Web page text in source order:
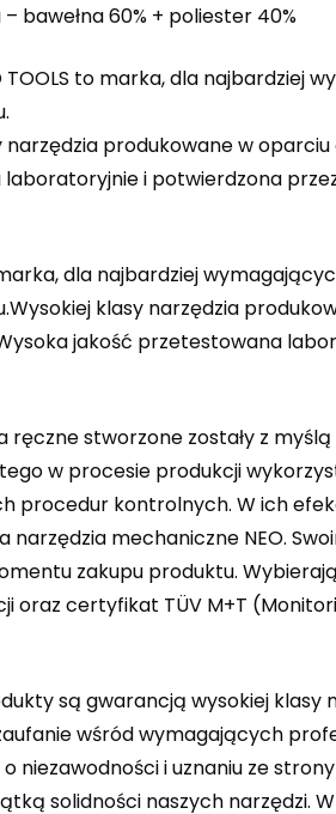
– bawełna 60% + poliester 40%
TOOLS to marka, dla
narzędzia produkowane w
i potwierdzona
marka, dla najbardziej
klasy narzędzia
jakość przetestowana
ręczne stworzone zostały z
w procesie produkcji
procedur kontrolnych. W ich
narzędzia mechaniczne NEO.
zakupu produktu.
oraz certyfikat TÜV M+T
są gwarancją wysokiej klasy
wśród wymagających
niezawodności i uznaniu ze
solidności naszych narzędzi.